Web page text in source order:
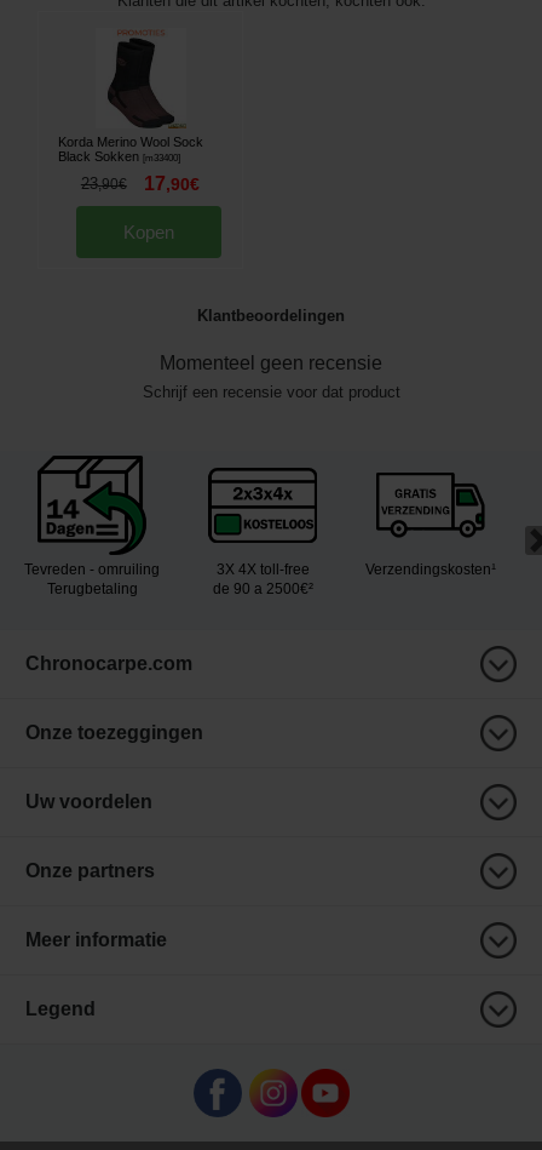
Korda Merino Wool Sock
Black Sokken [m33400]
23,90€ 17,90€
Kopen
Klantbeoordelingen
Momenteel geen recensie
Schrijf een recensie voor dat product
Tevreden - omruiling
Terugbetaling
3X 4X toll-free
de 90 a 2500€²
Verzendingskosten¹
Chronocarpe.com
Onze toezeggingen
Uw voordelen
Onze partners
Meer informatie
Legend